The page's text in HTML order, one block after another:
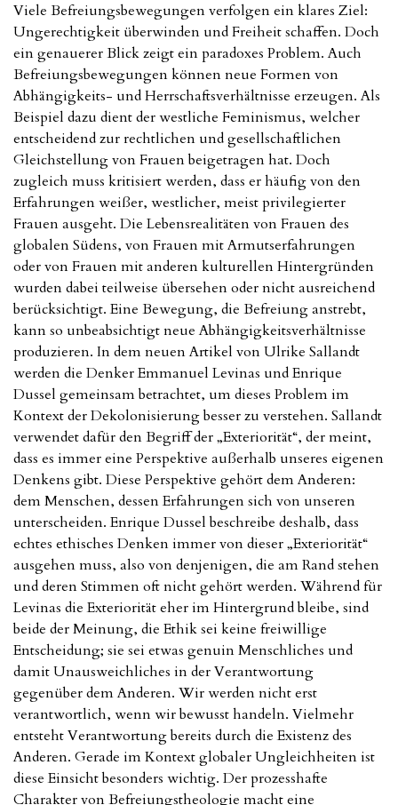
Viele Befreiungsbewegungen verfolgen ein klares Ziel:
Ungerechtigkeit überwinden und Freiheit schaffen. Doch
ein genauerer Blick zeigt ein paradoxes Problem. Auch
Befreiungsbewegungen können neue Formen von
Abhängigkeits- und Herrschaftsverhältnisse erzeugen. Als
Beispiel dazu dient der westliche Feminismus, welcher
entscheidend zur rechtlichen und gesellschaftlichen
Gleichstellung von Frauen beigetragen hat. Doch
zugleich muss kritisiert werden, dass er häufig von den
Erfahrungen weißer, westlicher, meist privilegierter
Frauen ausgeht. Die Lebensrealitäten von Frauen des
globalen Südens, von Frauen mit Armutserfahrungen
oder von Frauen mit anderen kulturellen Hintergründen
wurden dabei teilweise übersehen oder nicht ausreichend
berücksichtigt. Eine Bewegung, die Befreiung anstrebt,
kann so unbeabsichtigt neue Abhängigkeitsverhältnisse
produzieren. In dem neuen Artikel von Ulrike Sallandt
werden die Denker Emmanuel Levinas und Enrique
Dussel gemeinsam betrachtet, um dieses Problem im
Kontext der Dekolonisierung besser zu verstehen. Sallandt
verwendet dafür den Begriff der „Exteriorität“, der meint,
dass es immer eine Perspektive außerhalb unseres eigenen
Denkens gibt. Diese Perspektive gehört dem Anderen:
dem Menschen, dessen Erfahrungen sich von unseren
unterscheiden. Enrique Dussel beschreibe deshalb, dass
echtes ethisches Denken immer von dieser „Exteriorität“
ausgehen muss, also von denjenigen, die am Rand stehen
und deren Stimmen oft nicht gehört werden. Während für
Levinas die Exteriorität eher im Hintergrund bleibe, sind
beide der Meinung, die Ethik sei keine freiwillige
Entscheidung; sie sei etwas genuin Menschliches und
damit Unausweichliches in der Verantwortung
gegenüber dem Anderen. Wir werden nicht erst
verantwortlich, wenn wir bewusst handeln. Vielmehr
entsteht Verantwortung bereits durch die Existenz des
Anderen. Gerade im Kontext globaler Ungleichheiten ist
diese Einsicht besonders wichtig. Der prozesshafte
Charakter von Befreiungstheologie macht eine